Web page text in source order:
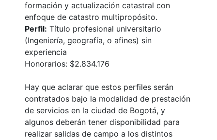
formación y actualización catastral con
enfoque de catastro multipropósito.
Perfil: Título profesional universitario
(Ingeniería, geografía, o afines) sin
experiencia
Honorarios: $2.834.176
Hay que aclarar que estos perfiles serán
contratados bajo la modalidad de prestación
de servicios en la ciudad de Bogotá, y
algunos deberán tener disponibilidad para
realizar salidas de campo a los distintos